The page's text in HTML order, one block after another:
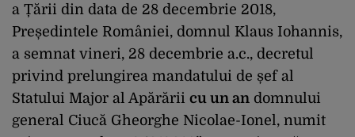
a Țării din data de 28 decembrie 2018,
Președintele României, domnul Klaus Iohannis,
a semnat vineri, 28 decembrie a.c., decretul
privind prelungirea mandatului de șef al
Statului Major al Apărării cu un an domnului
general Ciucă Gheorghe Nicolae-Ionel, numit